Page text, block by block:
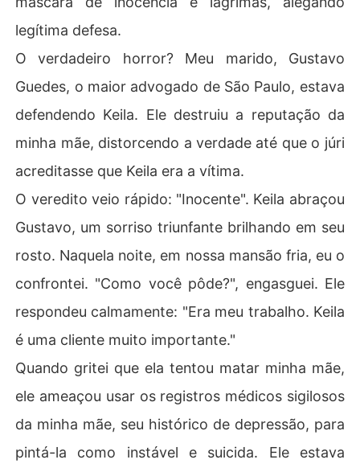
Eu estava presa, humilhada e de coração partido. Ele h
avia sacrificado minha mãe por sua ambição, e agora e
stava tentando me apagar. Mas enquanto eu assinava o
s papéis do divórcio que ele havia preparado, um plano
selvagem e desesperado começou a se formar. Se eles
me queriam fora, eu desapareceria. E então, eu os faria
pagar.
legítima defesa.
O verdadeiro horror? Meu marido, Gustavo
Guedes, o maior advogado de São Paulo, estava
defendendo Keila. Ele destruiu a reputação da
minha mãe, distorcendo a verdade até que o júri
acreditasse que Keila era a vítima.
O veredito veio rápido: "Inocente". Keila abraçou
Gustavo, um sorriso triunfante brilhando em seu
rosto. Naquela noite, em nossa mansão fria, eu o
confrontei. "Como você pôde?", engasguei. Ele
respondeu calmamente: "Era meu trabalho. Keila
é uma cliente muito importante."
Quando gritei que ela tentou matar minha mãe,
ele ameaçou usar os registros médicos sigilosos
da minha mãe, seu histórico de depressão, para
pintá-la como instável e suicida. Ele estava